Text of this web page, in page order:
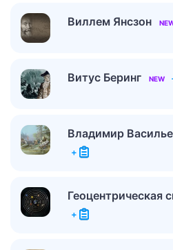
Виллем Янсзон
Витус Беринг NEW
Владимир
+
Геоцентрическая
+